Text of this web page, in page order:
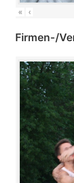
« ‹
Firmen-/